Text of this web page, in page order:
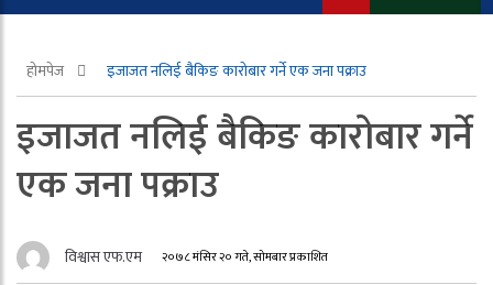
होमपेज इजाजत नलिई बैकिङ कारोबार गर्ने एक जना पक्राउ
इजाजत नलिई बैकिङ कारोबार गर्ने
एक जना पक्राउ
विश्वास एफ.एम २०७८ मंसिर २० गते, सोमबार प्रकाशित